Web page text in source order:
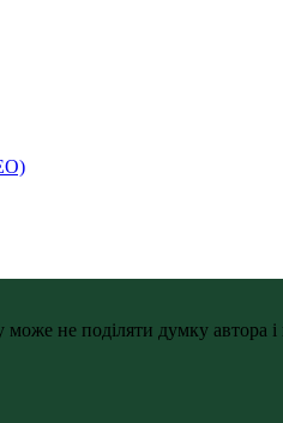
не поділяти думку автора і